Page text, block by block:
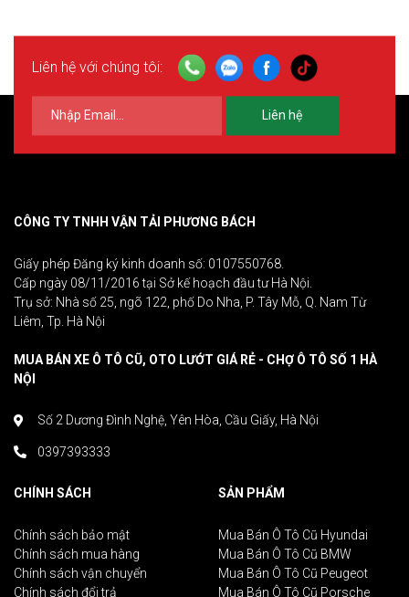
Liên hệ với chúng tôi:
Liên hệ
CÔNG TY TNHH VẬN TẢI PHƯƠNG BÁCH
Giấy phép Đăng ký kinh doanh số: 0107550768.
Cấp ngày 08/11/2016 tại Sở kế hoạch đầu tư Hà Nội.
Trụ sở: Nhà số 25, ngõ 122, phố Do Nha, P. Tây Mỗ, Q. Nam Từ
Liêm, Tp. Hà Nội
MUA BÁN XE Ô TÔ CŨ, OTO LƯỚT GIÁ RẺ - CHỢ Ô TÔ SỐ 1 HÀ
NỘI
Số 2 Dương Đình Nghệ, Yên Hòa, Cầu Giấy, Hà Nội
0397393333
CHÍNH SÁCH
Chính sách bảo mật
Chính sách mua hàng
Chính sách vận chuyển
Chính sách đổi trả
SẢN PHẨM
Mua Bán Ô Tô Cũ Hyundai
Mua Bán Ô Tô Cũ BMW
Mua Bán Ô Tô Cũ Peugeot
Mua Bán Ô Tô Cũ Porsche